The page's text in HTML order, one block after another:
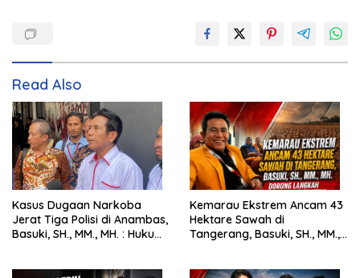
Read Also
Kasus Dugaan Narkoba
Jerat Tiga Polisi di Anambas,
Basuki, SH., MM., MH. : Hukum
Kemarau Ekstrem Ancam 43
Hektare Sawah di
Tangerang, Basuki, SH., MM.,